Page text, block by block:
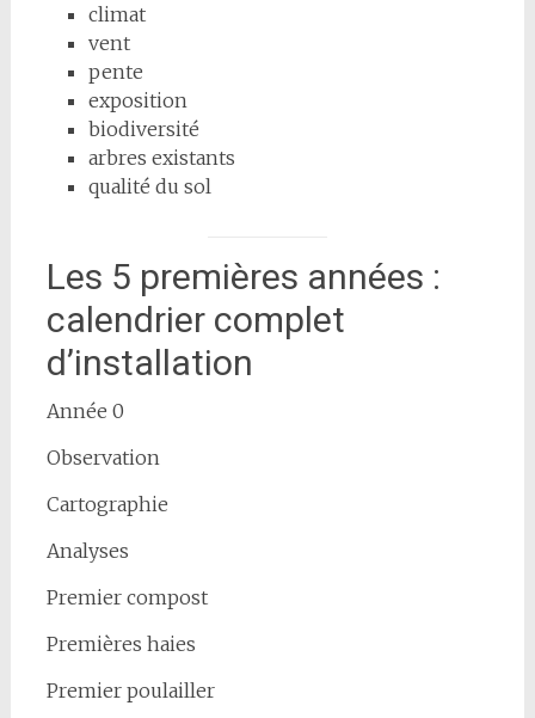
climat
vent
pente
exposition
biodiversité
arbres existants
qualité du sol
Les 5 premières années :
calendrier complet
d’installation
Année 0
Observation
Cartographie
Analyses
Premier compost
Premières haies
Premier poulailler